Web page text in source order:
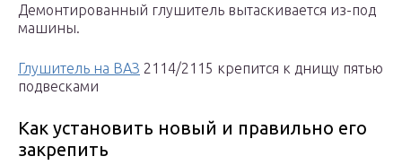
Демонтированный глушитель вытаскивается из-под
машины.
Глушитель на ВАЗ 2114/2115 крепится к днищу пятью
подвесками
Как установить новый и правильно его
закрепить